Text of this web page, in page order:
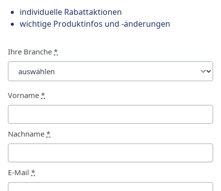
individuelle Rabattaktionen
wichtige Produktinfos und -änderungen
Ihre Branche *
Vorname *
Nachname *
E-Mail *